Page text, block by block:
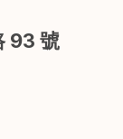
93 號